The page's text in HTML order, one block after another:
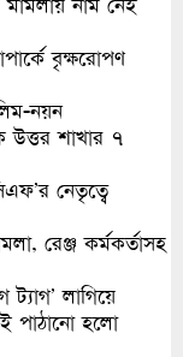
নাম নেই
বৃক্ষরোপণ
নয়ন
উত্তর শাখার ৭
নেতৃত্বে
রেঞ্জ কর্মকর্তাসহ
ট্যাগ’ লাগিয়ে
পাঠানো হলো